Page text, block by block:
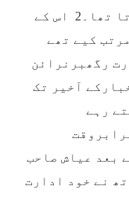
متصل واقع تھا، چھپ کرشائع ہوتا تھا۔2 اس کے
کیے تھے
رگھبرنرائن
منتقل ہوئی۔3 جواخبارکے آخیر تک
رہے
کچھ عرصے کے بعد عیاش صاحب
نے خود ادارت